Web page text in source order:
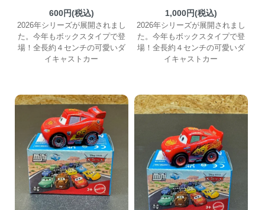
600円(税込)
2026年シリーズが展開されまし
た。今年もボックスタイプで登
場！全長約４センチの可愛いダ
イキャストカー
1,000円(税込)
2026年シリーズが展開されまし
た。今年もボックスタイプで登
場！全長約４センチの可愛いダ
イキャストカー